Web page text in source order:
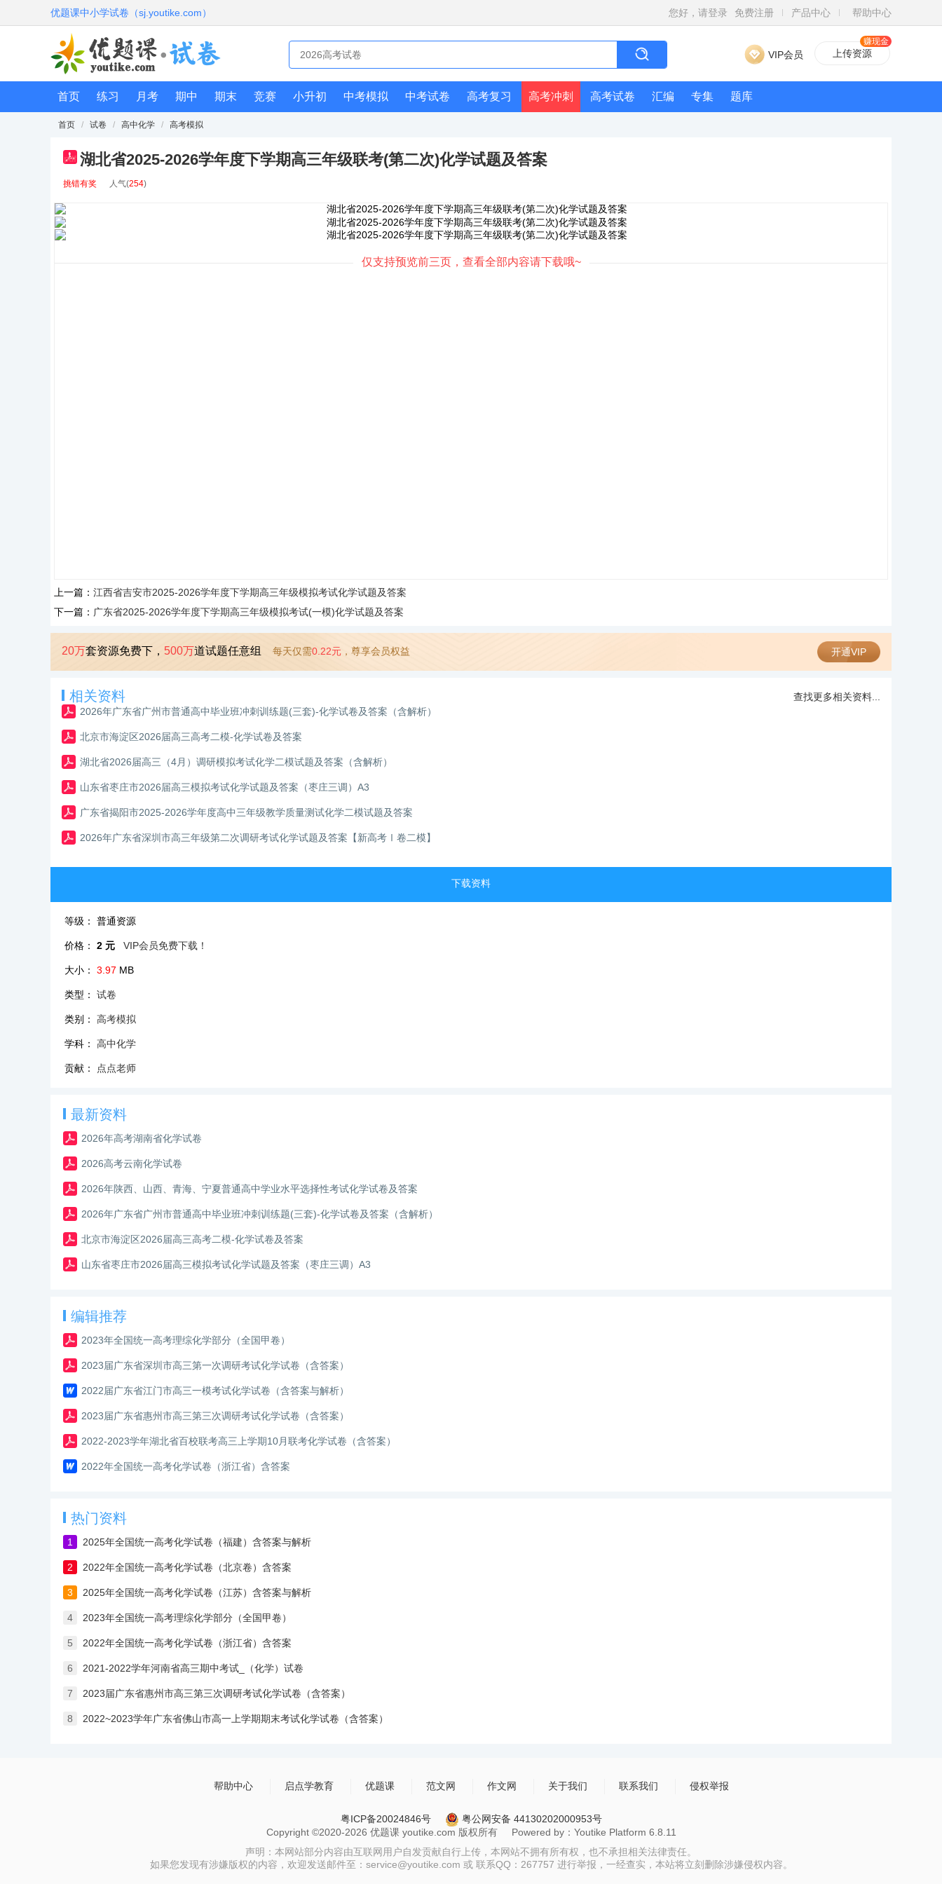
优题课中小学试卷（sj.youtike.com） 您好，请登录 免费注册 产品中心 帮助中心
VIP会员 上传资源
赚现金
首页 练习 月考 期中 期末 竞赛 小升初 中考模拟 中考试卷 高考复习 高考冲刺 高考试卷 汇编 专集 题库
首页 / 试卷 / 高中化学 / 高考模拟
pdf 湖北省2025-2026学年度下学期高三年级联考(第二次)化学试题及答案
挑错有奖 人气(254)
仅支持预览前三页，查看全部内容请下载哦~
上一篇： 江西省吉安市2025-2026学年度下学期高三年级模拟考试化学试题及答案
下一篇： 广东省2025-2026学年度下学期高三年级模拟考试(一模)化学试题及答案
20万套资源免费下， 500万道试题任意组 每天仅需0.22元 ，尊享会员权益 开通VIP
相关资料
查找更多相关资料...
2026年广东省广州市普通高中毕业班冲刺训练题(三套)-化学试卷及答案（含解析）
北京市海淀区2026届高三高考二模-化学试卷及答案
湖北省2026届高三（4月）调研模拟考试化学二模试题及答案（含解析）
山东省枣庄市2026届高三模拟考试化学试题及答案（枣庄三调）A3
广东省揭阳市2025-2026学年度高中三年级教学质量测试化学二模试题及答案
2026年广东省深圳市高三年级第二次调研考试化学试题及答案【新高考Ⅰ卷二模】
下载资料
等级： 普通资源
价格： 2 元 VIP会员免费下载！
大小： 3.97 MB
类型： 试卷
类别： 高考模拟
学科： 高中化学
贡献： 点点老师
最新资料
2026年高考湖南省化学试卷
2026高考云南化学试卷
2026年陕西、山西、青海、宁夏普通高中学业水平选择性考试化学试卷及答案
2026年广东省广州市普通高中毕业班冲刺训练题(三套)-化学试卷及答案（含解析）
北京市海淀区2026届高三高考二模-化学试卷及答案
山东省枣庄市2026届高三模拟考试化学试题及答案（枣庄三调）A3
编辑推荐
2023年全国统一高考理综化学部分（全国甲卷）
2023届广东省深圳市高三第一次调研考试化学试卷（含答案）
2022届广东省江门市高三一模考试化学试卷（含答案与解析）
2023届广东省惠州市高三第三次调研考试化学试卷（含答案）
2022-2023学年湖北省百校联考高三上学期10月联考化学试卷（含答案）
2022年全国统一高考化学试卷（浙江省）含答案
热门资料
1 2025年全国统一高考化学试卷（福建）含答案与解析
2 2022年全国统一高考化学试卷（北京卷）含答案
3 2025年全国统一高考化学试卷（江苏）含答案与解析
4 2023年全国统一高考理综化学部分（全国甲卷）
5 2022年全国统一高考化学试卷（浙江省）含答案
6 2021-2022学年河南省高三期中考试_（化学）试卷
7 2023届广东省惠州市高三第三次调研考试化学试卷（含答案）
8 2022~2023学年广东省佛山市高一上学期期末考试化学试卷（含答案）
帮助中心 启点学教育 优题课 范文网 作文网 关于我们 联系我们 侵权举报
粤ICP备20024846号
粤公网安备 44130202000953号
Copyright ©2020-2026 优题课 youtike.com 版权所有 Powered by：Youtike Platform 6.8.11
声明：本网站部分内容由互联网用户自发贡献自行上传，本网站不拥有所有权，也不承担相关法律责任。
如果您发现有涉嫌版权的内容，欢迎发送邮件至：service@youtike.com 或 联系QQ：267757 进行举报，一经查实，本站将立刻删除涉嫌侵权内容。